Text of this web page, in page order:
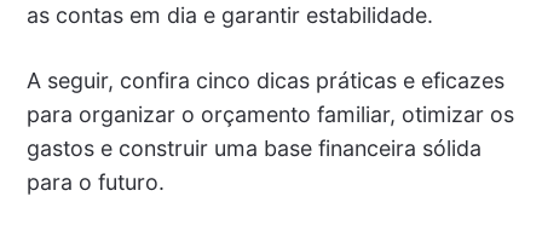
as contas em dia e garantir estabilidade.
A seguir, confira cinco dicas práticas e eficazes
para organizar o orçamento familiar, otimizar os
gastos e construir uma base financeira sólida
para o futuro.